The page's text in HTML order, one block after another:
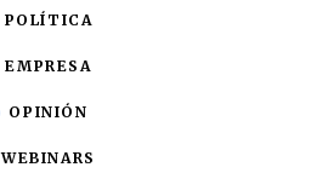
POLÍTICA
EMPRESA
OPINIÓN
WEBINARS